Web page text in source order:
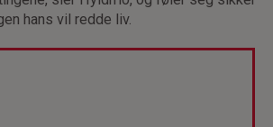
hans vil redde liv.